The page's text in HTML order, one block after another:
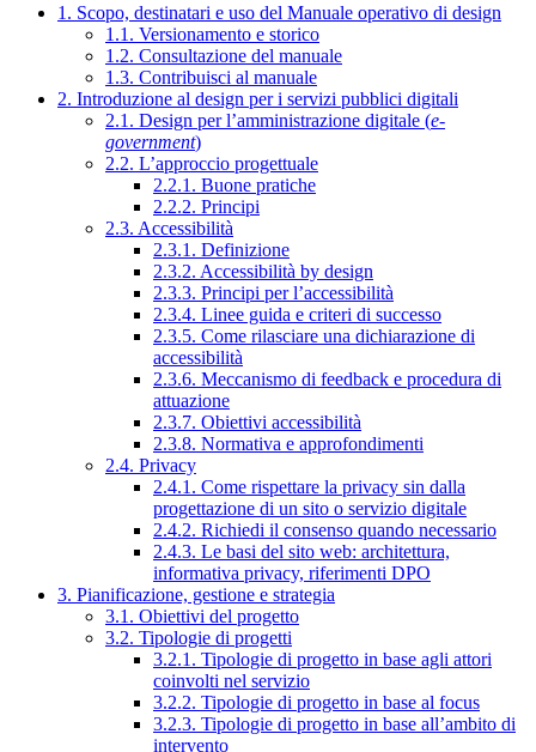
1. Scopo, destinatari e uso del Manuale operativo di design
1.1. Versionamento e storico
1.2. Consultazione del manuale
1.3. Contribuisci al manuale
2. Introduzione al design per i servizi pubblici digitali
2.1. Design per l’amministrazione digitale (e-
government)
2.2. L’approccio progettuale
2.2.1. Buone pratiche
2.2.2. Principi
2.3. Accessibilità
2.3.1. Definizione
2.3.2. Accessibilità by design
2.3.3. Principi per l’accessibilità
2.3.4. Linee guida e criteri di successo
2.3.5. Come rilasciare una dichiarazione di
accessibilità
2.3.6. Meccanismo di feedback e procedura di
attuazione
2.3.7. Obiettivi accessibilità
2.3.8. Normativa e approfondimenti
2.4. Privacy
2.4.1. Come rispettare la privacy sin dalla
progettazione di un sito o servizio digitale
2.4.2. Richiedi il consenso quando necessario
2.4.3. Le basi del sito web: architettura,
informativa privacy, riferimenti DPO
3. Pianificazione, gestione e strategia
3.1. Obiettivi del progetto
3.2. Tipologie di progetti
3.2.1. Tipologie di progetto in base agli attori
coinvolti nel servizio
3.2.2. Tipologie di progetto in base al focus
3.2.3. Tipologie di progetto in base all’ambito di
intervento